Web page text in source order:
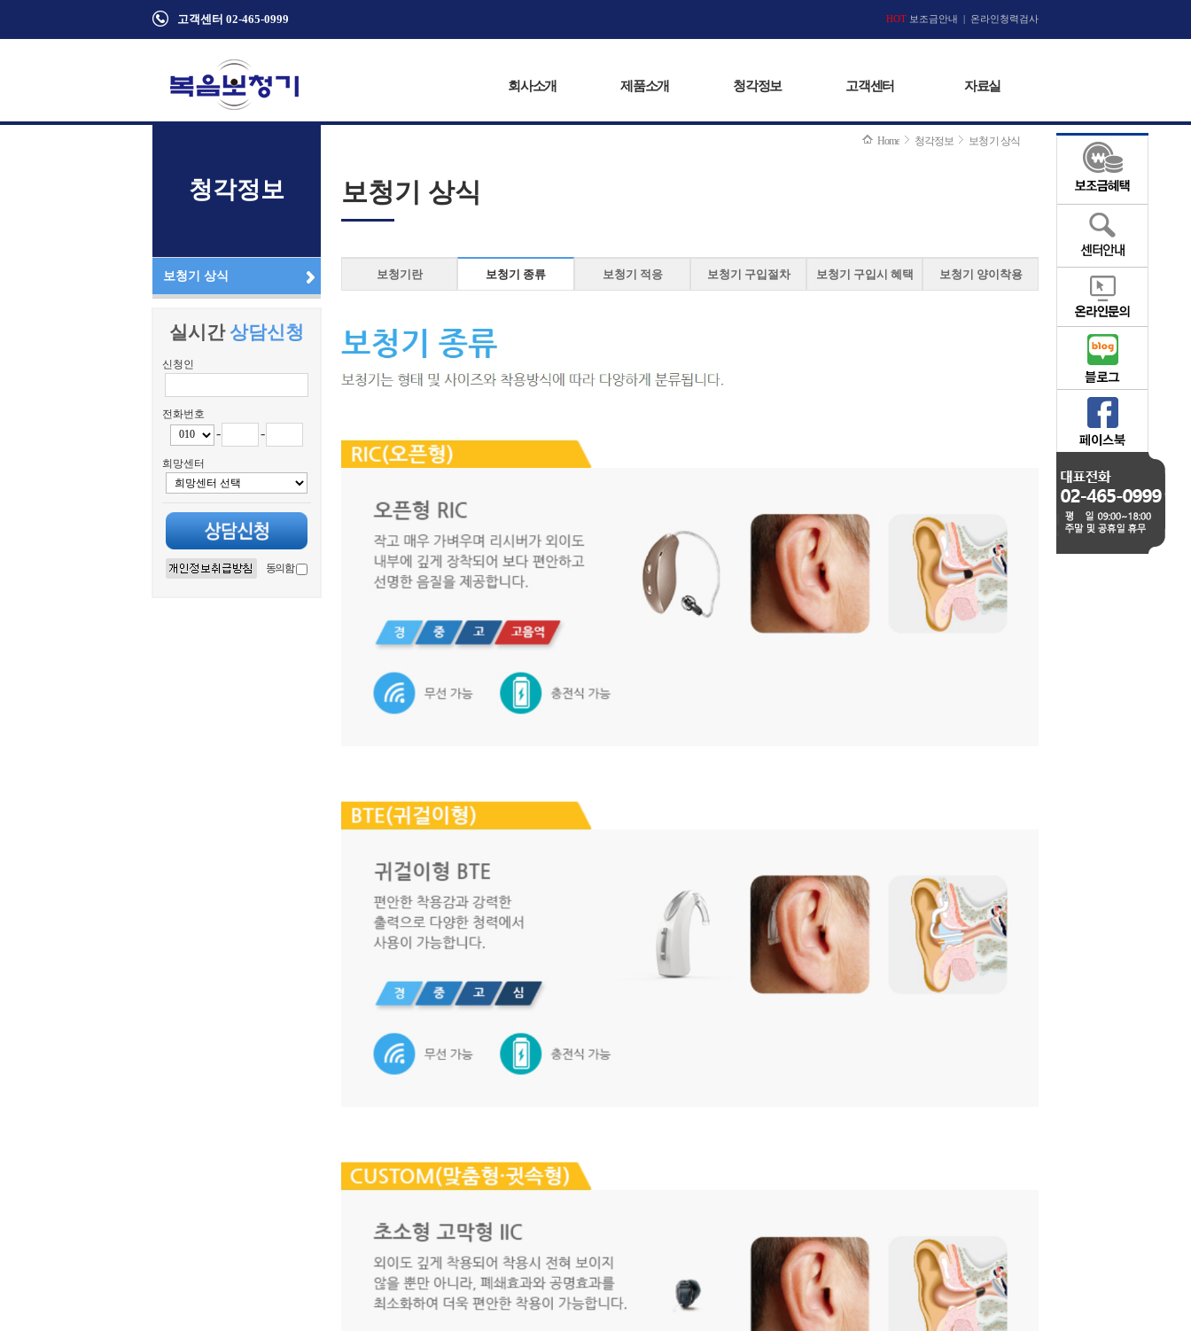
고객센터 02-465-0999 HOT 보조금안내 | 온라인청력검사
회사소개 제품소개 청각정보 고객센터 자료실
고객센터 자료실
청각정보
보청기 상식
실시간상담신청
신청인
전화번호
- -
희망센터
동의함
Home 청각정보 보청기 상식
보청기 상식
보청기란 보청기 종류 보청기 적응 보청기 구입절차 보청기 구입시 혜택 보청기 양이착용